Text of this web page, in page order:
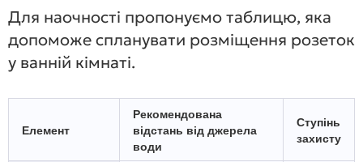
Для наочності пропонуємо таблицю, яка
допоможе спланувати розміщення розеток
у ванній кімнаті.
Елемент
Рекомендована
відстань від джерела
води
Ступінь
захисту